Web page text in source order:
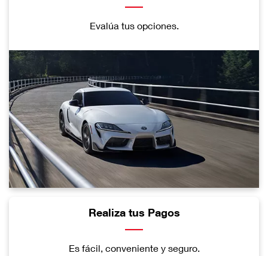
Evalúa tus opciones.
Realiza tus Pagos
Es fácil, conveniente y seguro.